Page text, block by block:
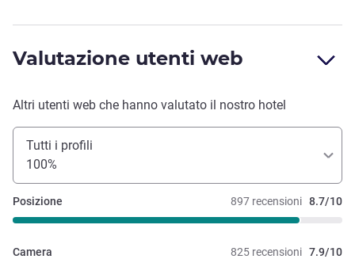
Valutazione utenti web
Altri utenti web che hanno valutato il nostro hotel
Tutti i profili
100%
897 recensioni 8.7/10
Posizione
825 recensioni 7.9/10
Camera